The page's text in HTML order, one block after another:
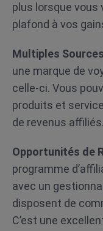
plus lorsque vous
plafond à vos
Multiples
une marque de
celle-ci. Vous
produits et
de revenus affiliés.
Opportunités de
programme
avec un
disposent de
C’est une